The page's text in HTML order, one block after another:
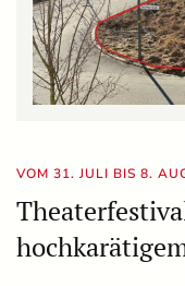
VOM 31. JULI BIS 8.